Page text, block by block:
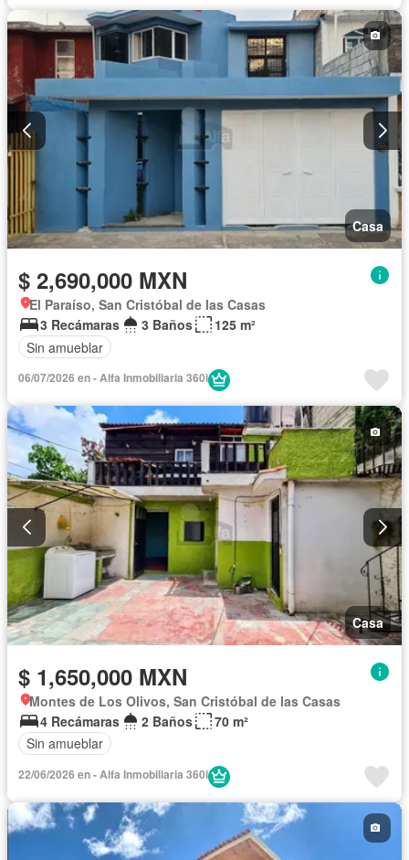
Casa
$ 2,690,000 MXN
El Paraíso, San Cristóbal de las Casas
3 Recámaras
3 Baños
125 m²
Sin amueblar
06/07/2026 en - Alfa Inmobiliaria 360i
Casa
$ 1,650,000 MXN
Montes de Los Olivos, San Cristóbal de las Casas
4 Recámaras
2 Baños
70 m²
Sin amueblar
22/06/2026 en - Alfa Inmobiliaria 360i